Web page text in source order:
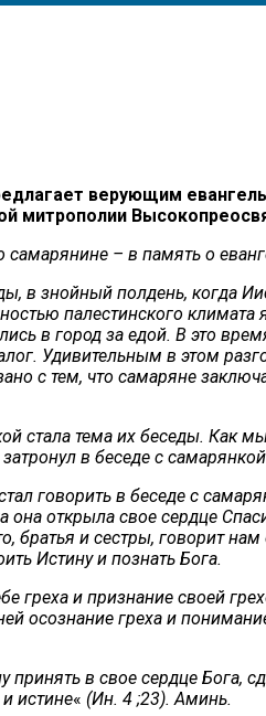
верующим
митрополии
– в память о
в знойный полдень, когда
палестинского
в город за едой. В это
Удивительным в этом
с тем, что самаряне
стала тема их беседы.
в беседе с
говорить в беседе с
открыла свое сердце
братья и сестры, говорит
Истину и познать Бога.
греха и признание своей
осознание греха и
в свое сердце Бога,
истине« (Ин. 4 ;23). Аминь.